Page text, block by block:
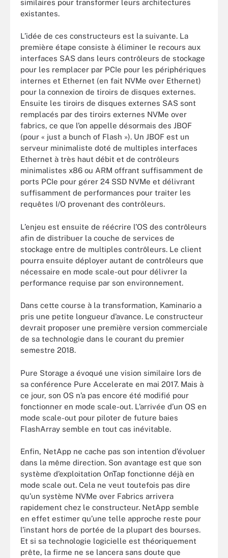
similaires pour transformer leurs architectures
existantes.
L’idée de ces constructeurs est la suivante. La
première étape consiste à éliminer le recours aux
interfaces SAS dans leurs contrôleurs de stockage
pour les remplacer par PCIe pour les périphériques
internes et Ethernet (en fait NVMe over Ethernet)
pour la connexion de tiroirs de disques externes.
Ensuite les tiroirs de disques externes SAS sont
remplacés par des tiroirs externes NVMe over
fabrics, ce que l’on appelle désormais des JBOF
(pour « just a bunch of Flash »). Un JBOF est un
serveur minimaliste doté de multiples interfaces
Ethernet à très haut débit et de contrôleurs
minimalistes x86 ou ARM offrant suffisamment de
ports PCIe pour gérer 24 SSD NVMe et délivrant
suffisamment de performances pour traiter les
requêtes I/O provenant des contrôleurs.
L’enjeu est ensuite de réécrire l’OS des contrôleurs
afin de distribuer la couche de services de
stockage entre de multiples contrôleurs. Le client
pourra ensuite déployer autant de contrôleurs que
nécessaire en mode scale-out pour délivrer la
performance requise par son environnement.
Dans cette course à la transformation, Kaminario a
pris une petite longueur d’avance. Le constructeur
devrait proposer une première version commerciale
de sa technologie dans le courant du premier
semestre 2018.
Pure Storage a évoqué une vision similaire lors de
sa conférence Pure Accelerate en mai 2017. Mais à
ce jour, son OS n’a pas encore été modifié pour
fonctionner en mode scale-out. L’arrivée d’un OS en
mode scale-out pour piloter de future baies
FlashArray semble en tout cas inévitable.
Enfin, NetApp ne cache pas son intention d’évoluer
dans la même direction. Son avantage est que son
système d’exploitation OnTap fonctionne déjà en
mode scale out. Cela ne veut toutefois pas dire
qu’un système NVMe over Fabrics arrivera
rapidement chez le constructeur. NetApp semble
en effet estimer qu’une telle approche reste pour
l’instant hors de portée de la plupart des bourses.
Et si sa technologie logicielle est théoriquement
prête, la firme ne se lancera sans doute que